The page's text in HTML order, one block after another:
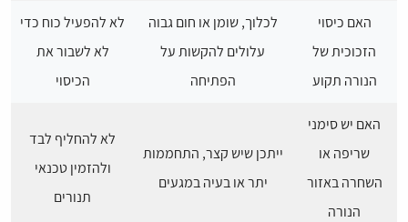
האם כיסוי
הזכוכית של
הנורה תקוע
לכלוך, שומן או חום גבוה
עלולים להקשות על
הפתיחה
לא להפעיל כוח כדי
לא לשבור את
הכיסוי
האם יש סימני
שריפה או
השחרה באזור
הנורה
ייתכן שיש קצר, התחממות
יתר או בעיה במגעים
לא להחליף לבד
ולהזמין טכנאי
תנורים